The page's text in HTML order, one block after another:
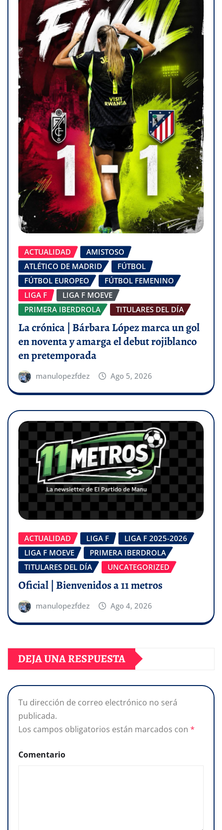
ACTUALIDAD
AMISTOSO
ATLÉTICO DE MADRID
FÚTBOL
FÚTBOL EUROPEO
FÚTBOL FEMENINO
LIGA F
LIGA F MOEVE
PRIMERA IBERDROLA
TITULARES DEL DÍA
La crónica | Bárbara López marca un gol
en noventa y amarga el debut rojiblanco
en pretemporada
manulopezfdez Ago 5, 2026
ACTUALIDAD LIGA F
LIGA F 2025-2026
LIGA F MOEVE
PRIMERA IBERDROLA
TITULARES DEL DÍA
UNCATEGORIZED
Oficial | Bienvenidos a 11 metros
manulopezfdez Ago 4, 2026
DEJA UNA RESPUESTA
Tu dirección de correo electrónico no será
publicada.
Los campos obligatorios están marcados con *
Comentario